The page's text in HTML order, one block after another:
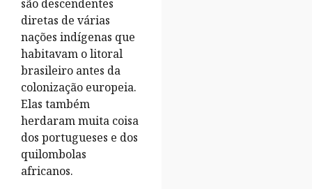
são descendentes
diretas de várias
nações indígenas que
habitavam o litoral
brasileiro antes da
colonização europeia.
Elas também
herdaram muita coisa
dos portugueses e dos
quilombolas
africanos.